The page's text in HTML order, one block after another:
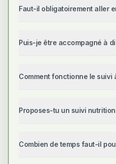
Faut-il obligatoirement aller
Puis-je être accompagné à
Comment fonctionne le suivi
Proposes-tu un suivi
Combien de temps faut-il